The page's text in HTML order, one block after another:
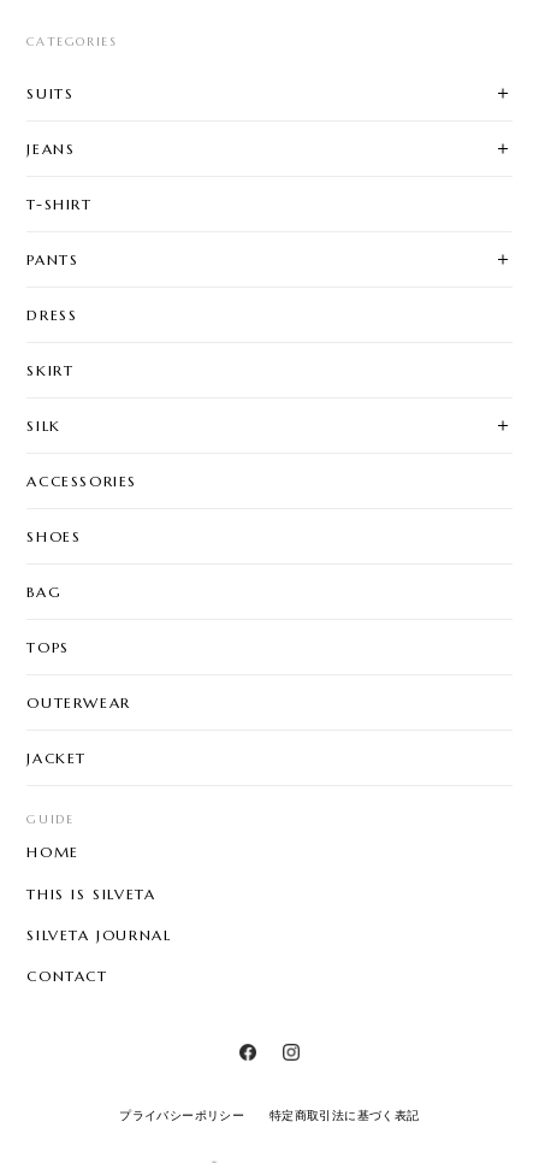
CATEGORIES
SUITS
JEANS
T-SHIRT
PANTS
DRESS
SKIRT
SILK
ACCESSORIES
SHOES
BAG
TOPS
OUTERWEAR
JACKET
GUIDE
HOME
THIS IS SILVETA
SILVETA JOURNAL
CONTACT
プライバシーポリシー 特定商取引法に基づく表記